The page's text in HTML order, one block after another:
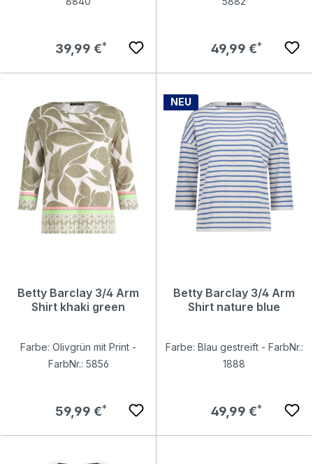
Regulärer Preis:
39,99 € Regulärer Preis:
49,99 €
Betty Barclay 3/4 Arm
Shirt khaki green
Farbe: Olivgrün mit Print -
FarbNr.: 5856
Regulärer Preis:
59,99 €
NEU
Betty Barclay 3/4 Arm
Shirt nature blue
Farbe: Blau gestreift - FarbNr.:
1888
Regulärer Preis:
49,99 €